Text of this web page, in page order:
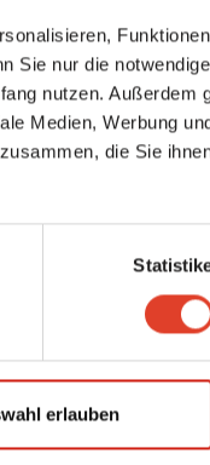
Sie nur die
nutzen. Außerdem
Medien, Werbung
die Sie
erlauben